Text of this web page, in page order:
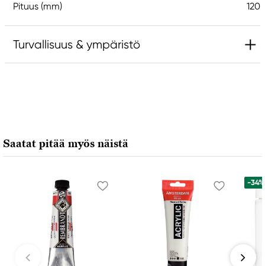
Pituus (mm)
120
Turvallisuus & ympäristö
7311 PD Apeldoorn, Netherlands
info@royaltalens.com
Saatat pitää myös näistä
-34%